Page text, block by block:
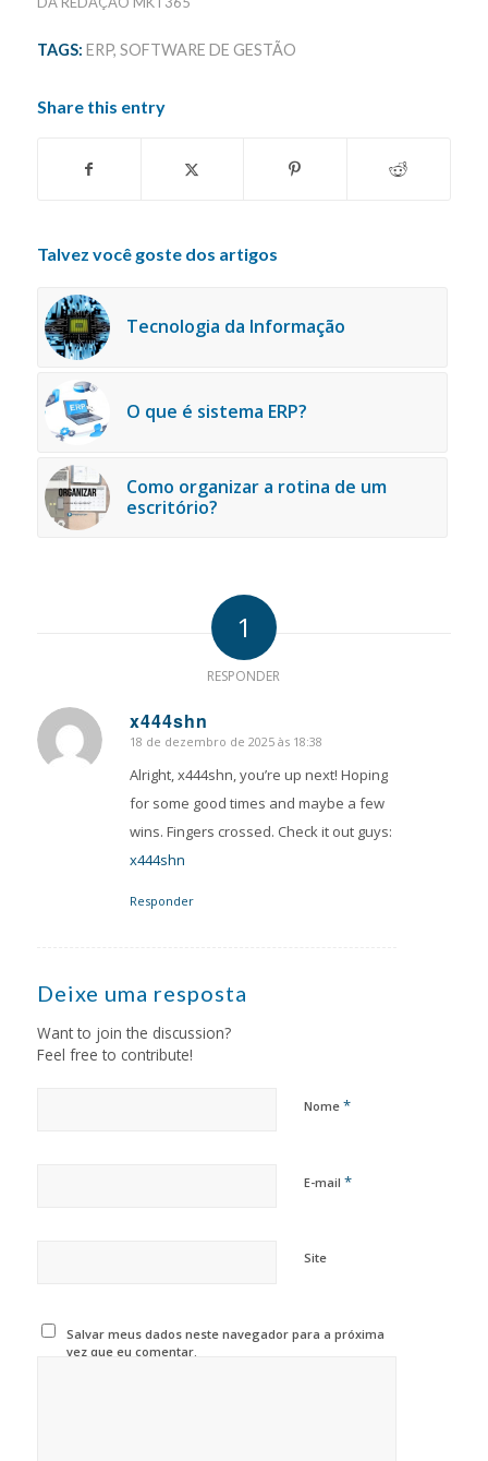
TAGS: ERP, SOFTWARE DE GESTÃO
Share this entry
Talvez você goste dos artigos
Tecnologia da Informação
O que é sistema ERP?
Como organizar a rotina de um
escritório?
1
RESPONDER
x444shn
says:
18 de dezembro de 2025 às 18:38
Alright, x444shn, you’re up next! Hoping
for some good times and maybe a few
wins. Fingers crossed. Check it out guys:
x444shn
Responder
Deixe uma resposta
Want to join the discussion?
Feel free to contribute!
Nome *
E-mail *
Site
Salvar meus dados neste navegador para a próxima
vez que eu comentar.